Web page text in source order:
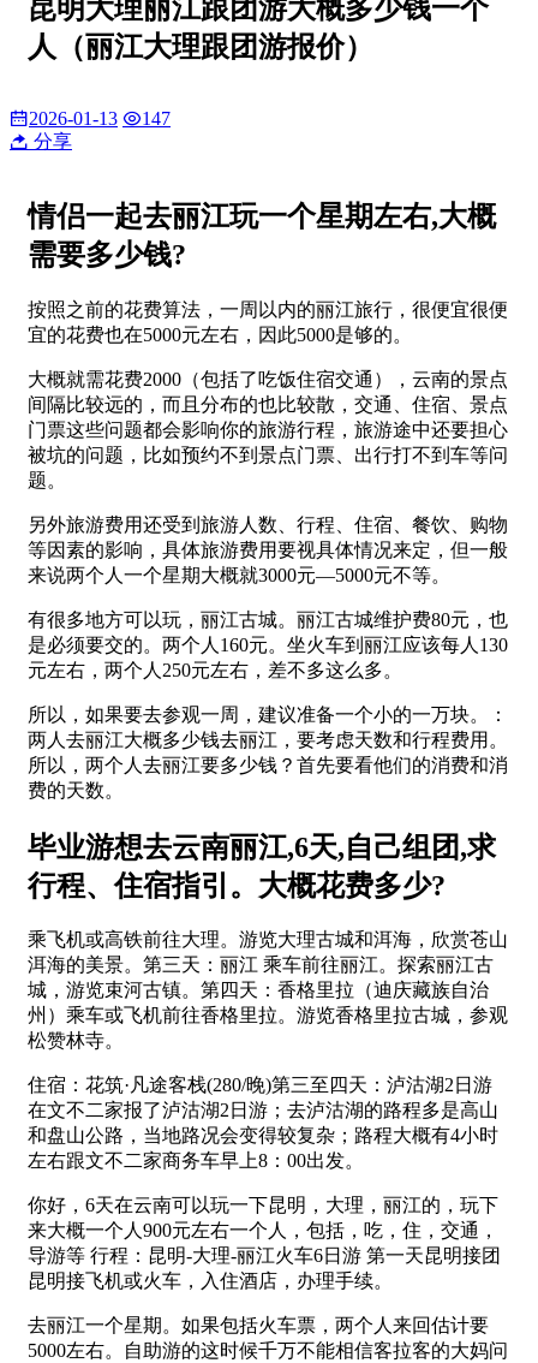
昆明大理丽江跟团游大概多少钱一个
人（丽江大理跟团游报价）
2026-01-13
147
分享
情侣一起去丽江玩一个星期左右,大概
需要多少钱?
按照之前的花费算法，一周以内的丽江旅行，很便宜很便
宜的花费也在5000元左右，因此5000是够的。
大概就需花费2000（包括了吃饭住宿交通），云南的景点
间隔比较远的，而且分布的也比较散，交通、住宿、景点
门票这些问题都会影响你的旅游行程，旅游途中还要担心
被坑的问题，比如预约不到景点门票、出行打不到车等问
题。
另外旅游费用还受到旅游人数、行程、住宿、餐饮、购物
等因素的影响，具体旅游费用要视具体情况来定，但一般
来说两个人一个星期大概就3000元—5000元不等。
有很多地方可以玩，丽江古城。丽江古城维护费80元，也
是必须要交的。两个人160元。坐火车到丽江应该每人130
元左右，两个人250元左右，差不多这么多。
所以，如果要去参观一周，建议准备一个小的一万块。：
两人去丽江大概多少钱去丽江，要考虑天数和行程费用。
所以，两个人去丽江要多少钱？首先要看他们的消费和消
费的天数。
毕业游想去云南丽江,6天,自己组团,求
行程、住宿指引。大概花费多少?
乘飞机或高铁前往大理。游览大理古城和洱海，欣赏苍山
洱海的美景。第三天：丽江 乘车前往丽江。探索丽江古
城，游览束河古镇。第四天：香格里拉（迪庆藏族自治
州）乘车或飞机前往香格里拉。游览香格里拉古城，参观
松赞林寺。
住宿：花筑·凡途客栈(280/晚)第三至四天：泸沽湖2日游
在文不二家报了泸沽湖2日游；去泸沽湖的路程多是高山
和盘山公路，当地路况会变得较复杂；路程大概有4小时
左右跟文不二家商务车早上8：00出发。
你好，6天在云南可以玩一下昆明，大理，丽江的，玩下
来大概一个人900元左右一个人，包括，吃，住，交通，
导游等 行程：昆明-大理-丽江火车6日游 第一天昆明接团
昆明接飞机或火车，入住酒店，办理手续。
去丽江一个星期。如果包括火车票，两个人来回估计要
5000左右。自助游的这时候千万不能相信客拉客的大妈问